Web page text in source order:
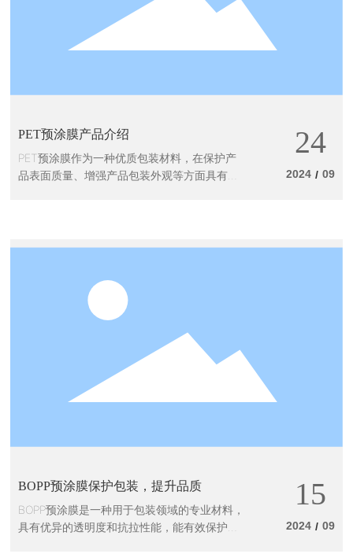
PET预涂膜产品介绍
PET预涂膜作为一种优质包装材料，在保护产
品表面质量、增强产品包装外观等方面具有重
24
2024 / 09
BOPP预涂膜保护包装，提升品质
BOPP预涂膜是一种用于包装领域的专业材料，
具有优异的透明度和抗拉性能，能有效保护产
15
2024 / 09